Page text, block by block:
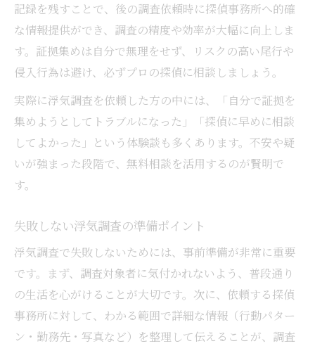
記録を残すことで、後の調査依頼時に探偵事務所へ的確
な情報提供ができ、調査の精度や効率が大幅に向上しま
す。証拠集めは自分で無理をせず、リスクの高い尾行や
侵入行為は避け、必ずプロの探偵に相談しましょう。
実際に浮気調査を依頼した方の中には、「自分で証拠を
集めようとしてトラブルになった」「探偵に早めに相談
してよかった」という体験談も多くあります。不安や疑
いが強まった段階で、無料相談を活用するのが賢明で
す。
失敗しない浮気調査の準備ポイント
浮気調査で失敗しないためには、事前準備が非常に重要
です。まず、調査対象者に気付かれないよう、普段通り
の生活を心がけることが大切です。次に、依頼する探偵
事務所に対して、わかる範囲で詳細な情報（行動パター
ン・勤務先・写真など）を整理して伝えることが、調査